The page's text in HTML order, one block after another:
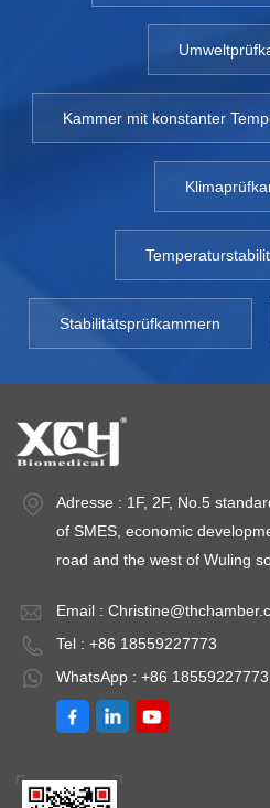
Kammer mit konstanter
Stabilitätsprüfkammern
Adresse : 1F, 2F, No.5
of SMES, economic
road and the west of Wuling
Email :
Tel : +86 18559227773
WhatsApp : +86 18559227773